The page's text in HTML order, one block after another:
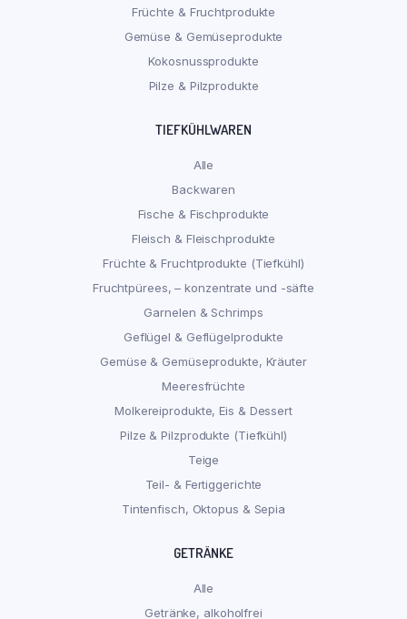
Früchte & Fruchtprodukte
Gemüse & Gemüseprodukte
Kokosnussprodukte
Pilze & Pilzprodukte
TIEFKÜHLWAREN
Alle
Backwaren
Fische & Fischprodukte
Fleisch & Fleischprodukte
Früchte & Fruchtprodukte (Tiefkühl)
Fruchtpürees, – konzentrate und -säfte
Garnelen & Schrimps
Geflügel & Geflügelprodukte
Gemüse & Gemüseprodukte, Kräuter
Meeresfrüchte
Molkereiprodukte, Eis & Dessert
Pilze & Pilzprodukte (Tiefkühl)
Teige
Teil- & Fertiggerichte
Tintenfisch, Oktopus & Sepia
GETRÄNKE
Alle
Getränke, alkoholfrei